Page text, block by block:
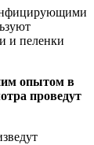
и пеленки
опытом в
проведут